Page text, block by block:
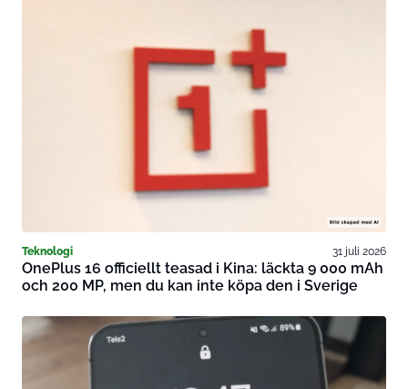
Teknologi 31 juli 2026
OnePlus 16 officiellt teasad i Kina: läckta 9 000 mAh
och 200 MP, men du kan inte köpa den i Sverige